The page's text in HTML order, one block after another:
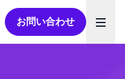
お問い合わせ